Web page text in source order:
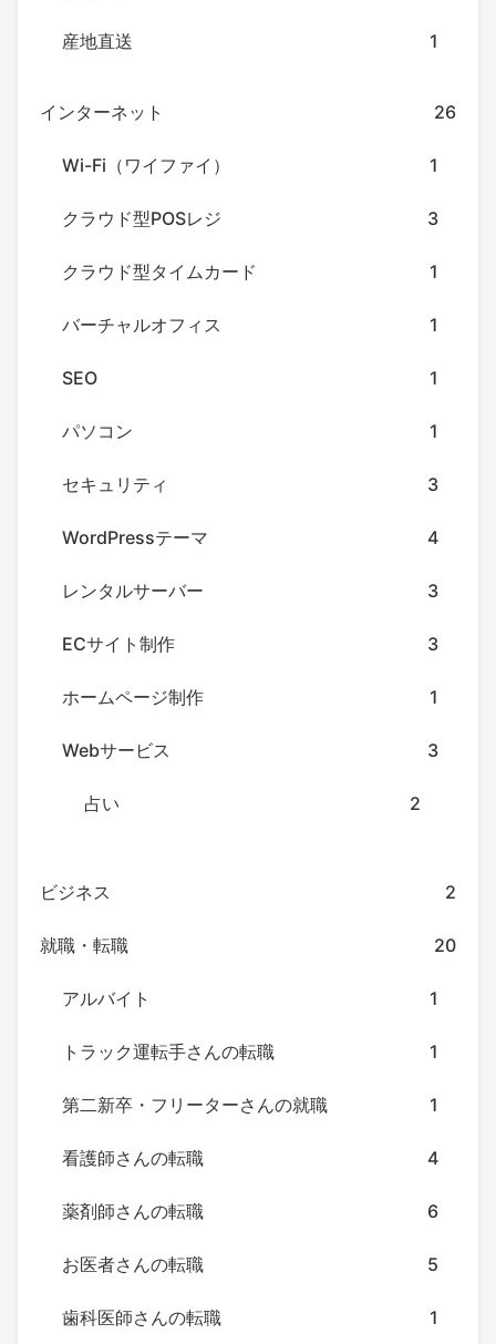
産地直送 1
インターネット 26
Wi-Fi（ワイファイ） 1
クラウド型POSレジ 3
クラウド型タイムカード 1
バーチャルオフィス 1
SEO 1
パソコン 1
セキュリティ 3
WordPressテーマ 4
レンタルサーバー 3
ECサイト制作 3
ホームページ制作 1
Webサービス 3
占い 2
ビジネス 2
就職・転職 20
アルバイト 1
トラック運転手さんの転職 1
第二新卒・フリーターさんの就職 1
看護師さんの転職 4
薬剤師さんの転職 6
お医者さんの転職 5
歯科医師さんの転職 1